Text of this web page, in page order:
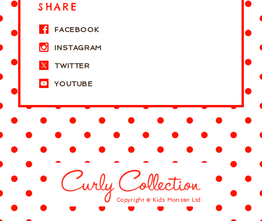
SHARE
FACEBOOK
INSTAGRAM
TWITTER
YOUTUBE
Copyright © Kids Monster Ltd.